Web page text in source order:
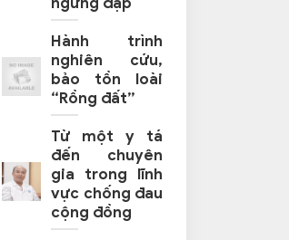
Hành trình
nghiên cứu,
bảo tồn loài
“Rồng đất”
Từ một y tá
đến chuyên
gia trong lĩnh
vực chống đau
cộng đồng